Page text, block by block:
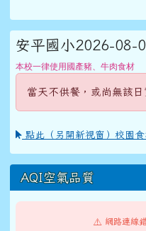
安平國小2026-08-
本校一律使用國產豬、牛肉食材
當天不供餐，或尚無該日
點此（另開新視窗）校園
AQI空氣品質
⚠️ 網路連線